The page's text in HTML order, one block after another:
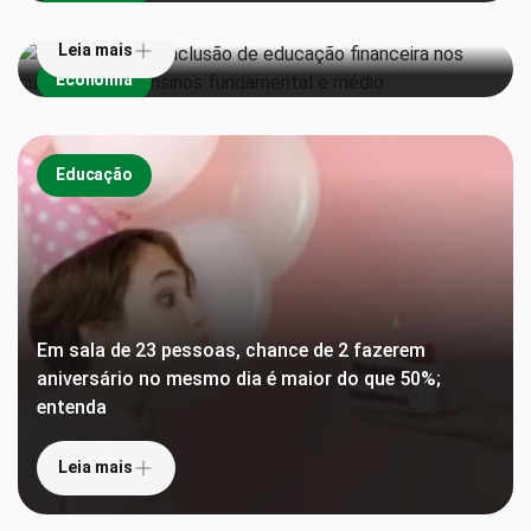
Economia
Leia mais
Educação
Em sala de 23 pessoas, chance de 2 fazerem
aniversário no mesmo dia é maior do que 50%;
entenda
Leia mais
De ‘Torto Arado’ a ‘Chico Bento’: veja TOP 10 de
livros mais emprestados pelo MEC em plataforma
gratuita